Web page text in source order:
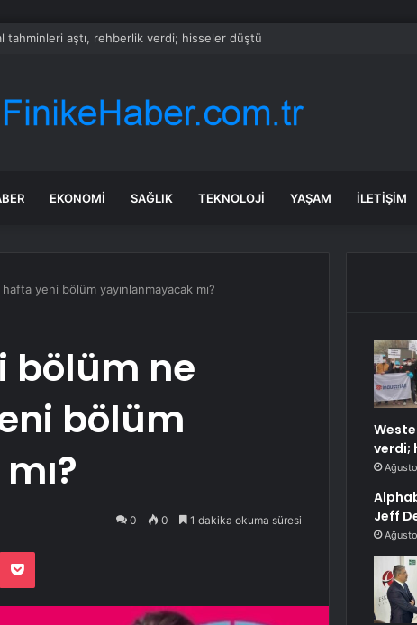
tahminleri aştı, rehberlik verdi; hisseler düştü
EKONOMI SAĞLIK TEKNOLOJI YAŞAM İLETIŞIM
yeni bölüm yayınlanmayacak mı?
bölüm ne
bölüm
0 0 1 dakika okuma süresi
Pocket
verdi;
Jeff